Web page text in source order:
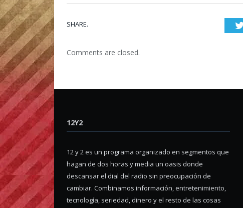
SHARE.
Comments are closed.
12Y2
12 y 2 es un programa organizado en segmentos que
hagan de dos horas y media un oasis donde
descansar el dial del radio sin preocupación de
cambiar. Combinamos información, entretenimiento,
tecnología, seriedad, dinero y el resto de las cosas